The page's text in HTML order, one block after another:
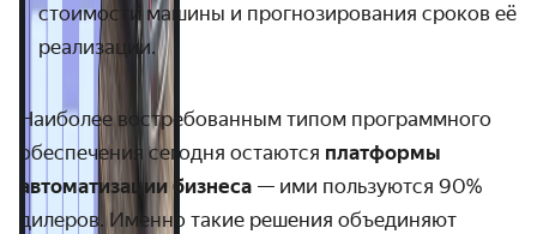
стоимости машины и прогнозирования сроков её
реализации.
Наиболее востребованным типом программного
обеспечения сегодня остаются платформы
автоматизации бизнеса — ими пользуются 90%
дилеров. Именно такие решения объединяют